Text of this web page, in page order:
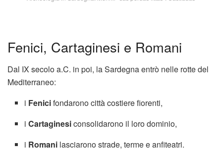
Fenici, Cartaginesi e Romani
Dal IX secolo a.C. in poi, la Sardegna entrò nelle rotte del
Mediterraneo:
i Fenicifondarono città costiere fiorenti,
iCartaginesiconsolidarono il loro dominio,
i Romani lasciarono strade, terme e anfiteatri.